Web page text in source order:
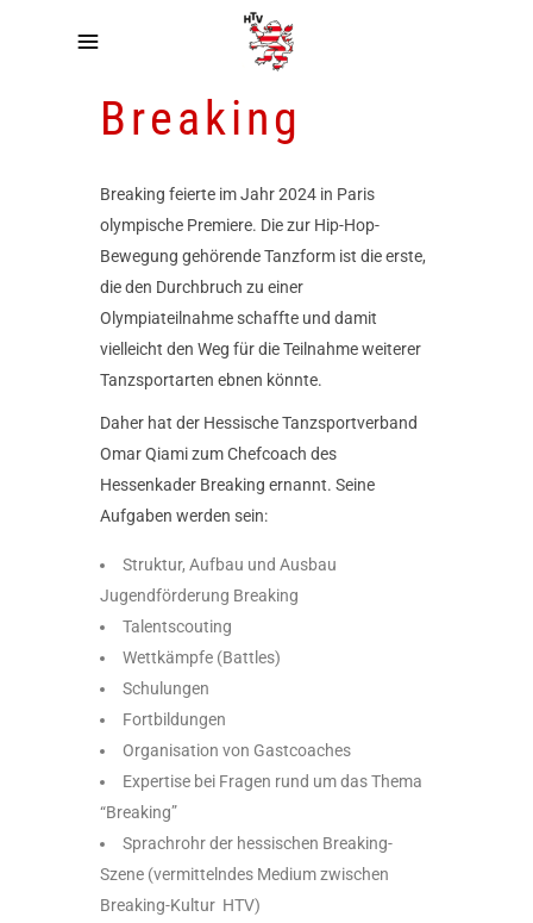
Breaking
Breaking feierte im Jahr 2024 in Paris
olympische Premiere. Die zur Hip-Hop-
Bewegung gehörende Tanzform ist die erste,
die den Durchbruch zu einer
Olympiateilnahme schaffte und damit
vielleicht den Weg für die Teilnahme weiterer
Tanzsportarten ebnen könnte.
Daher hat der Hessische Tanzsportverband
Omar Qiami zum Chefcoach des
Hessenkader Breaking ernannt. Seine
Aufgaben werden sein:
Struktur, Aufbau und Ausbau
Jugendförderung Breaking
Talentscouting
Wettkämpfe (Battles)
Schulungen
Fortbildungen
Organisation von Gastcoaches
Expertise bei Fragen rund um das Thema
“Breaking”
Sprachrohr der hessischen Breaking-
Szene (vermittelndes Medium zwischen
Breaking-Kultur HTV)